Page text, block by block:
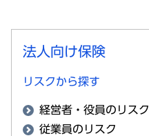
法人向け保険
リスクから探す
経営者・役員のリスク
従業員のリスク